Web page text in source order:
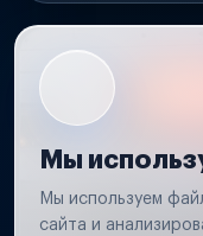
Мы
Мы используем
сайта и